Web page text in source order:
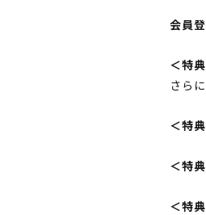
会員
＜特
さら
＜特
＜特
＜特